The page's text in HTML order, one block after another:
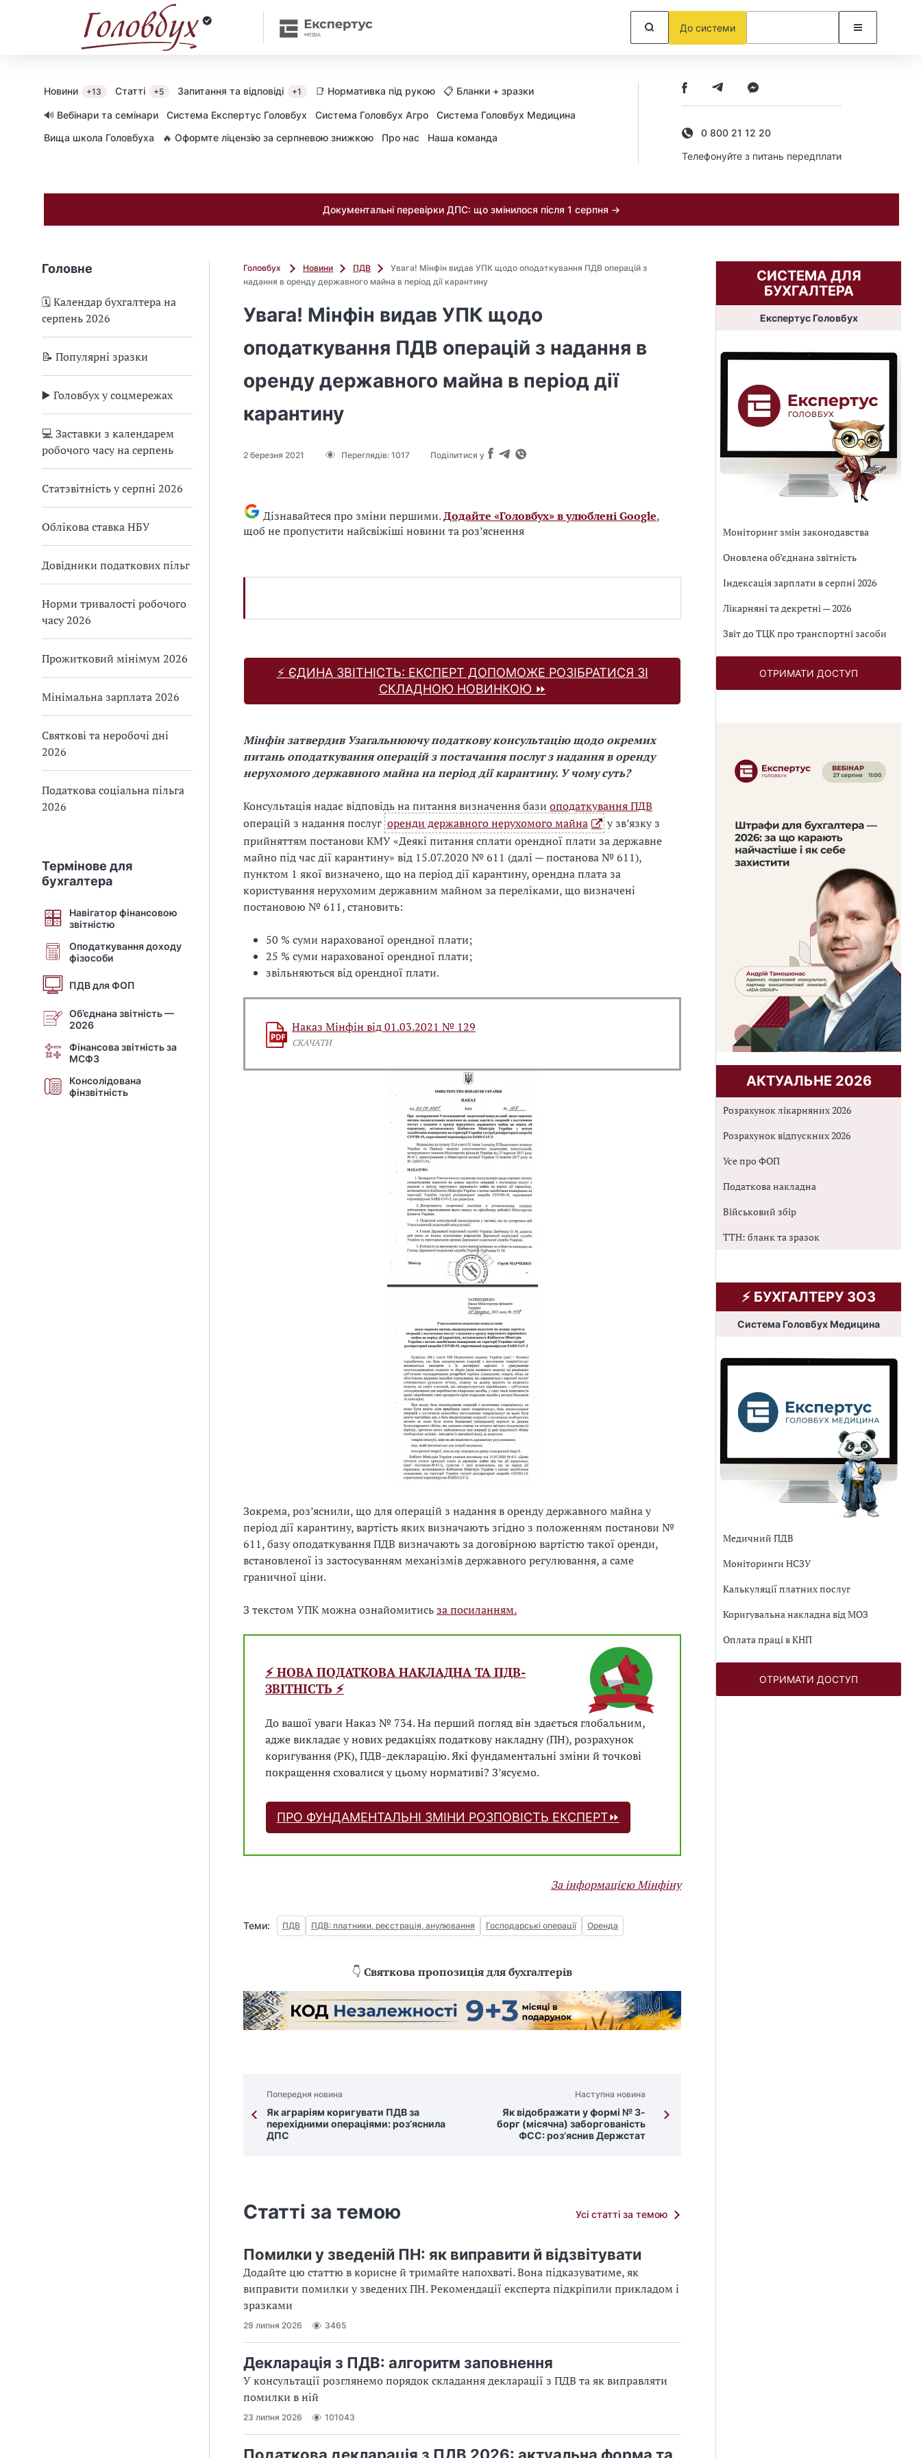
До системи
Новини +13 Статті +5 Запитання та відповіді +1 📑 Нормативка під рукою 📋 Бланки + зразки
🔊 Вебінари та семінари Cистема Експертус Головбух Система Головбух Агро
Система Головбух Медицина
Вища школа Головбуха
🔥 Оформте ліцензію за серпневою знижкою Про нас Наша команда
0 800 21 12 20
Телефонуйте з питань передплати
Документальні перевірки ДПС: що змінилося після 1 серпня →
Головне
🗓️ Календар бухгалтера на
серпень 2026
📝 Популярні зразки
▶️ Головбух у соцмережах
💻 Заставки з календарем
робочого часу на серпень
Статзвітність у серпні 2026
Облікова ставка НБУ
Довідники податкових пільг
Норми тривалості робочого
часу 2026
Прожитковий мінімум 2026
Мінімальна зарплата 2026
Святкові та неробочі дні
2026
Податкова соціальна пільга
2026
Термінове для
бухгалтера
Навігатор фінансовою
звітністю
Оподаткування доходу
фізособи
ПДВ для ФОП
Об’єднана звітність —
2026
Фінансова звітність за
МСФЗ
Консолідована
фінзвітність
Головбух Новини ПДВ
Увага! Мінфін видав УПК щодо оподаткування ПДВ операцій з
надання в оренду державного майна в період дії карантину
Увага! Мінфін видав УПК щодо
оподаткування ПДВ операцій з надання в
оренду державного майна в період дії
карантину
2 березня 2021 Переглядів: 1017 Поділитися у
Дізнавайтеся про зміни першими.Додайте «Головбух» в улюблені Google,
щоб не пропустити найсвіжіші новини та роз’яснення
⚡️ ЄДИНА ЗВІТНІСТЬ: ЕКСПЕРТ ДОПОМОЖЕ РОЗІБРАТИСЯ ЗІ
СКЛАДНОЮ НОВИНКОЮ ⏩
Мінфін затвердив Узагальнюючу податкову консультацію щодо окремих
питань оподаткування операцій з постачання послуг з надання в оренду
нерухомого державного майна на період дії карантину. У чому суть?
Консультація надає відповідь на питання визначення бази оподаткування ПДВ
операцій з надання послуг оренди державного нерухомого майна
у зв’язку з
прийняттям постанови КМУ «Деякі питання сплати орендної плати за державне
майно під час дії карантину» від 15.07.2020 № 611 (далі — постанова № 611),
пунктом 1 якої визначено, що на період дії карантину, орендна плата за
користування нерухомим державним майном за переліками, що визначені
постановою № 611, становить:
50 % суми нарахованої орендної плати;
25 % суми нарахованої орендної плати;
звільняються від орендної плати.
Наказ Мінфін від 01.03.2021 № 129
СКАЧАТИ
Зокрема, роз’яснили, що для операцій з надання в оренду державного майна у
період дії карантину, вартість яких визначають згідно з положенням постанови №
611, базу оподаткування ПДВ визначають за договірною вартістю такої оренди,
встановленої із застосуванням механізмів державного регулювання, а саме
граничної ціни.
З текстом УПК можна ознайомитисьза посиланням.
⚡️ НОВА ПОДАТКОВА НАКЛАДНА ТА ПДВ-
ЗВІТНІСТЬ ⚡️
До вашої уваги Наказ № 734. На перший погляд він здається глобальним,
адже викладає у нових редакціях податкову накладну (ПН), розрахунок
коригування (РК), ПДВ-декларацію. Які фундаментальні зміни й точкові
покращення сховалися у цьому нормативі? З’ясуємо.
ПРО ФУНДАМЕНТАЛЬНІ ЗМІНИ РОЗПОВІСТЬ ЕКСПЕРТ⏩
За інформацією Мінфіну
Теми: ПДВ ПДВ: платники, реєстрація, анулювання Господарські операції Оренда
👇 Святкова пропозиція для бухгалтерів
Попередня новина
Як аграріям коригувати ПДВ за
перехідними операціями: роз’яснила
ДПС
Наступна новина
Як відображати у формі № 3-
борг (місячна) заборгованість
ФСС: роз’яснив Держстат
Статті за темою Усі статті за темою
Помилки у зведеній ПН: як виправити й відзвітувати
Додайте цю статтю в корисне й тримайте напохваті. Вона підказуватиме, як
виправити помилки у зведених ПН. Рекомендації експерта підкріпили прикладом і
зразками
29 липня 2026 3465
Декларація з ПДВ: алгоритм заповнення
У консультації розглянемо порядок складання декларації з ПДВ та як виправляти
помилки в ній
23 липня 2026 101043
Податкова декларація з ПДВ 2026: актуальна форма та
СИСТЕМА ДЛЯ
БУХГАЛТЕРА
Експертус Головбух
Моніторинг змін законодавства
Оновлена об’єднана звітність
Індексація зарплати в серпні 2026
Лікарняні та декретні — 2026
Звіт до ТЦК про транспортні засоби
ОТРИМАТИ ДОСТУП
АКТУАЛЬНЕ 2026
Розрахунок лікарняних 2026
Розрахунок відпускних 2026
Усе про ФОП
Податкова накладна
Військовий збір
ТТН: бланк та зразок
⚡️ БУХГАЛТЕРУ ЗОЗ
Система Головбух Медицина
Медичний ПДВ
Моніторинги НСЗУ
Калькуляції платних послуг
Коригувальна накладна від МОЗ
Оплата праці в КНП
ОТРИМАТИ ДОСТУП